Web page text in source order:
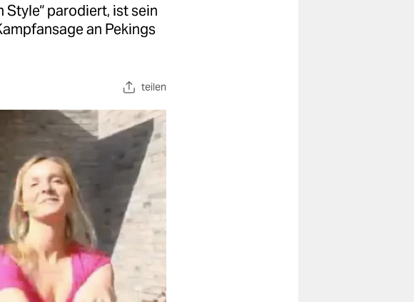
Style“ parodiert, ist sein
an Pekings
teilen